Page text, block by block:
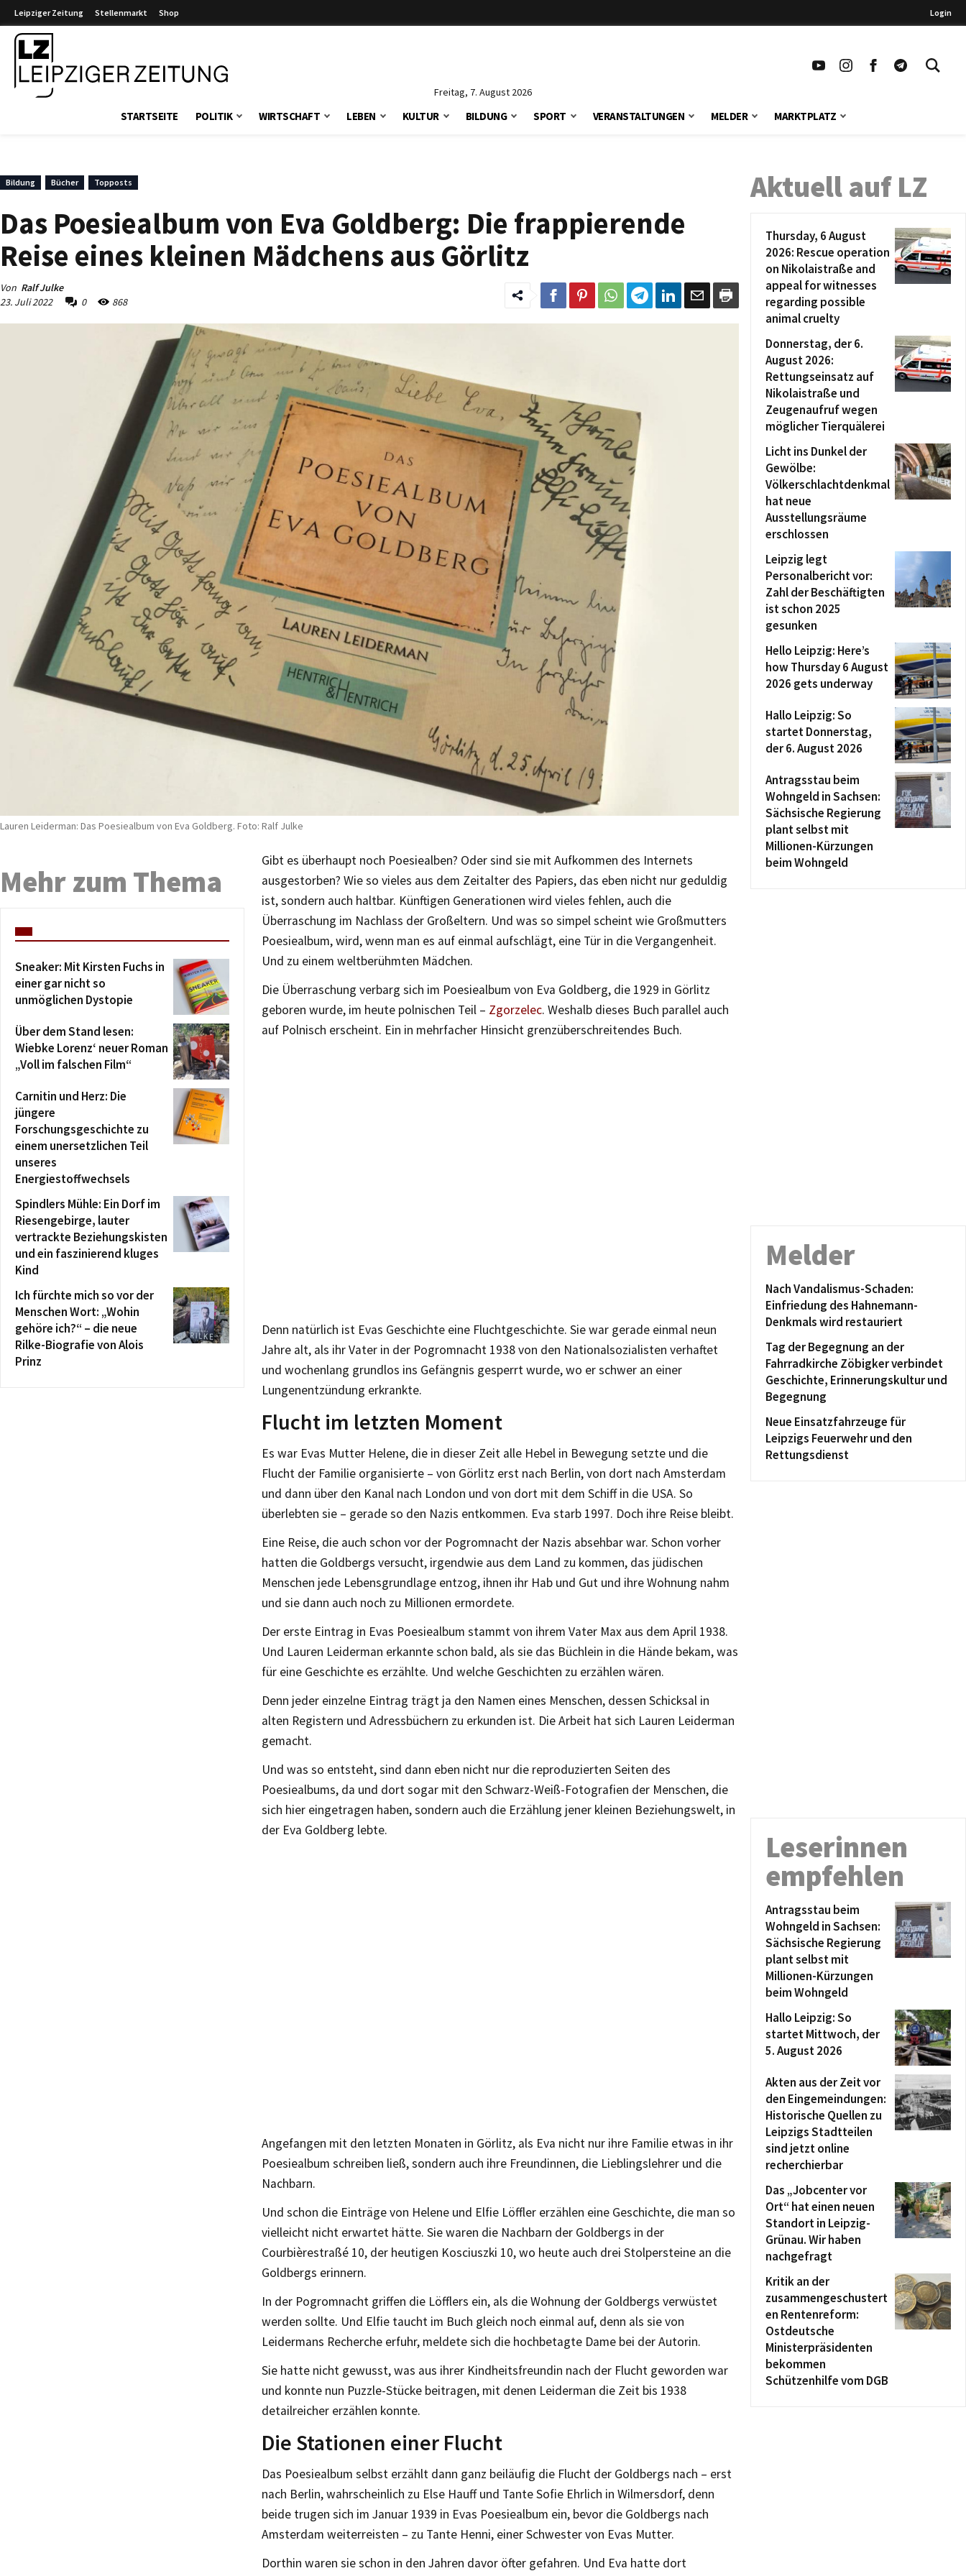
Leipziger Zeitung Stellenmarkt Shop Login
Freitag, 7. August 2026
STARTSEITE POLITIK WIRTSCHAFT LEBEN KULTUR BILDUNG SPORT VERANSTALTUNGEN MELDER MARKTPLATZ
Bildung Bücher Topposts
Das Poesiealbum von Eva Goldberg: Die frappierende
Reise eines kleinen Mädchens aus Görlitz
Von Ralf Julke
23. Juli 2022
0 868
Lauren Leiderman: Das Poesiealbum von Eva Goldberg. Foto: Ralf Julke
Gibt es überhaupt noch Poesiealben? Oder sind sie mit Aufkommen des Internets
ausgestorben? Wie so vieles aus dem Zeitalter des Papiers, das eben nicht nur geduldig
ist, sondern auch haltbar. Künftigen Generationen wird vieles fehlen, auch die
Überraschung im Nachlass der Großeltern. Und was so simpel scheint wie Großmutters
Poesiealbum, wird, wenn man es auf einmal aufschlägt, eine Tür in die Vergangenheit.
Und zu einem weltberühmten Mädchen.
Die Überraschung verbarg sich im Poesiealbum von Eva Goldberg, die 1929 in Görlitz
geboren wurde, im heute polnischen Teil – Zgorzelec. Weshalb dieses Buch parallel auch
auf Polnisch erscheint. Ein in mehrfacher Hinsicht grenzüberschreitendes Buch.
Denn natürlich ist Evas Geschichte eine Fluchtgeschichte. Sie war gerade einmal neun
Jahre alt, als ihr Vater in der Pogromnacht 1938 von den Nationalsozialisten verhaftet
und wochenlang grundlos ins Gefängnis gesperrt wurde, wo er schwer an einer
Lungenentzündung erkrankte.
Flucht im letzten Moment
Es war Evas Mutter Helene, die in dieser Zeit alle Hebel in Bewegung setzte und die
Flucht der Familie organisierte – von Görlitz erst nach Berlin, von dort nach Amsterdam
und dann über den Kanal nach London und von dort mit dem Schiff in die USA. So
überlebten sie – gerade so den Nazis entkommen. Eva starb 1997. Doch ihre Reise bleibt.
Eine Reise, die auch schon vor der Pogromnacht der Nazis absehbar war. Schon vorher
hatten die Goldbergs versucht, irgendwie aus dem Land zu kommen, das jüdischen
Menschen jede Lebensgrundlage entzog, ihnen ihr Hab und Gut und ihre Wohnung nahm
und sie dann auch noch zu Millionen ermordete.
Der erste Eintrag in Evas Poesiealbum stammt von ihrem Vater Max aus dem April 1938.
Und Lauren Leiderman erkannte schon bald, als sie das Büchlein in die Hände bekam, was
für eine Geschichte es erzählte. Und welche Geschichten zu erzählen wären.
Denn jeder einzelne Eintrag trägt ja den Namen eines Menschen, dessen Schicksal in
alten Registern und Adressbüchern zu erkunden ist. Die Arbeit hat sich Lauren Leiderman
gemacht.
Und was so entsteht, sind dann eben nicht nur die reproduzierten Seiten des
Poesiealbums, da und dort sogar mit den Schwarz-Weiß-Fotografien der Menschen, die
sich hier eingetragen haben, sondern auch die Erzählung jener kleinen Beziehungswelt, in
der Eva Goldberg lebte.
Angefangen mit den letzten Monaten in Görlitz, als Eva nicht nur ihre Familie etwas in ihr
Poesiealbum schreiben ließ, sondern auch ihre Freundinnen, die Lieblingslehrer und die
Nachbarn.
Und schon die Einträge von Helene und Elfie Löffler erzählen eine Geschichte, die man so
vielleicht nicht erwartet hätte. Sie waren die Nachbarn der Goldbergs in der
Courbièrestraßé 10, der heutigen Kosciuszki 10, wo heute auch drei Stolpersteine an die
Goldbergs erinnern.
In der Pogromnacht griffen die Löfflers ein, als die Wohnung der Goldbergs verwüstet
werden sollte. Und Elfie taucht im Buch gleich noch einmal auf, denn als sie von
Leidermans Recherche erfuhr, meldete sich die hochbetagte Dame bei der Autorin.
Sie hatte nicht gewusst, was aus ihrer Kindheitsfreundin nach der Flucht geworden war
und konnte nun Puzzle-Stücke beitragen, mit denen Leiderman die Zeit bis 1938
detailreicher erzählen konnte.
Die Stationen einer Flucht
Das Poesiealbum selbst erzählt dann ganz beiläufig die Flucht der Goldbergs nach – erst
nach Berlin, wahrscheinlich zu Else Hauff und Tante Sofie Ehrlich in Wilmersdorf, denn
beide trugen sich im Januar 1939 in Evas Poesiealbum ein, bevor die Goldbergs nach
Amsterdam weiterreisten – zu Tante Henni, einer Schwester von Evas Mutter.
Dorthin waren sie schon in den Jahren davor öfter gefahren. Und Eva hatte dort
Mehr zum Thema
Sneaker: Mit Kirsten Fuchs in
einer gar nicht so
unmöglichen Dystopie
Über dem Stand lesen:
Wiebke Lorenz‘ neuer Roman
„Voll im falschen Film“
Carnitin und Herz: Die
jüngere
Forschungsgeschichte zu
einem unersetzlichen Teil
unseres
Energiestoffwechsels
Spindlers Mühle: Ein Dorf im
Riesengebirge, lauter
vertrackte Beziehungskisten
und ein faszinierend kluges
Kind
Ich fürchte mich so vor der
Menschen Wort: „Wohin
gehöre ich?“ – die neue
Rilke-Biografie von Alois
Prinz
Aktuell auf LZ
Thursday, 6 August
2026: Rescue operation
on Nikolaistraße and
appeal for witnesses
regarding possible
animal cruelty
Donnerstag, der 6.
August 2026:
Rettungseinsatz auf
Nikolaistraße und
Zeugenaufruf wegen
möglicher Tierquälerei
Licht ins Dunkel der
Gewölbe:
Völkerschlachtdenkmal
hat neue
Ausstellungsräume
erschlossen
Leipzig legt
Personalbericht vor:
Zahl der Beschäftigten
ist schon 2025
gesunken
Hello Leipzig: Here’s
how Thursday 6 August
2026 gets underway
Hallo Leipzig: So
startet Donnerstag,
der 6. August 2026
Antragsstau beim
Wohngeld in Sachsen:
Sächsische Regierung
plant selbst mit
Millionen-Kürzungen
beim Wohngeld
Melder
Nach Vandalismus-Schaden:
Einfriedung des Hahnemann-
Denkmals wird restauriert
Tag der Begegnung an der
Fahrradkirche Zöbigker verbindet
Geschichte, Erinnerungskultur und
Begegnung
Neue Einsatzfahrzeuge für
Leipzigs Feuerwehr und den
Rettungsdienst
Leserinnen
empfehlen
Antragsstau beim
Wohngeld in Sachsen:
Sächsische Regierung
plant selbst mit
Millionen-Kürzungen
beim Wohngeld
Hallo Leipzig: So
startet Mittwoch, der
5. August 2026
Akten aus der Zeit vor
den Eingemeindungen:
Historische Quellen zu
Leipzigs Stadtteilen
sind jetzt online
recherchierbar
Das „Jobcenter vor
Ort“ hat einen neuen
Standort in Leipzig-
Grünau. Wir haben
nachgefragt
Kritik an der
zusammengeschustert
en Rentenreform:
Ostdeutsche
Ministerpräsidenten
bekommen
Schützenhilfe vom DGB